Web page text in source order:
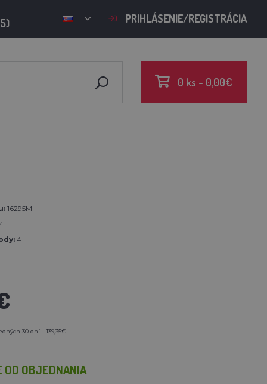
PRIHLÁSENIE/REGISTRÁCIA
0 ks - 0,00€
16295M
4
30 dní - 139,35€
OD OBJEDNANIA